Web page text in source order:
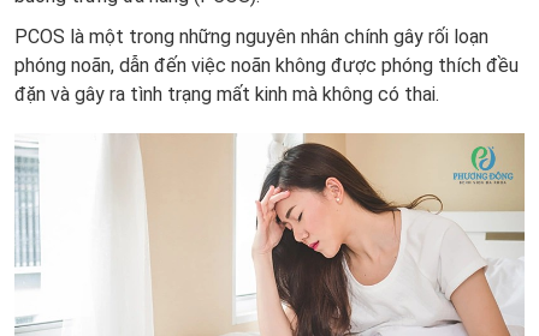
PCOS là một trong những nguyên nhân chính gây rối loạn
phóng noãn, dẫn đến việc noãn không được phóng thích đều
đặn và gây ra tình trạng mất kinh mà không có thai.